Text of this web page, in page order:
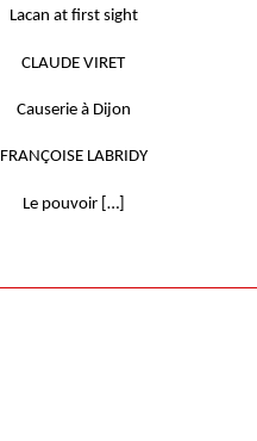
Lacan at first sight
CLAUDE VIRET
Causerie à Dijon
FRANÇOISE LABRIDY
Le pouvoir […]